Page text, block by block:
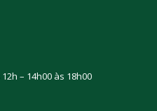
– 14h00 às 18h00